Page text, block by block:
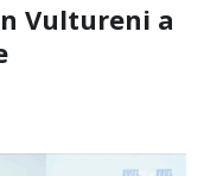
Vultureni a